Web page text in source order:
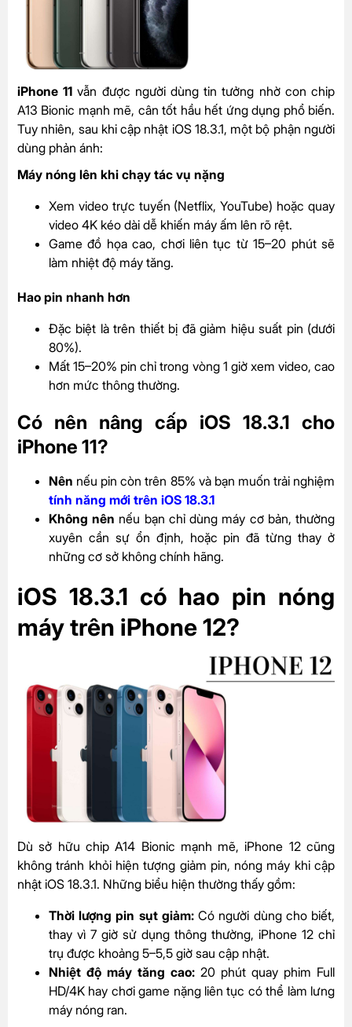
iPhone 11 vẫn được người dùng tin tưởng nhờ con chip
A13 Bionic mạnh mẽ, cân tốt hầu hết ứng dụng phổ biến.
Tuy nhiên, sau khi cập nhật iOS 18.3.1, một bộ phận người
dùng phản ánh:
Máy nóng lên khi chạy tác vụ nặng
Xem video trực tuyến (Netflix, YouTube) hoặc quay
video 4K kéo dài dễ khiến máy ấm lên rõ rệt.
Game đồ họa cao, chơi liên tục từ 15–20 phút sẽ
làm nhiệt độ máy tăng.
Hao pin nhanh hơn
Đặc biệt là trên thiết bị đã giảm hiệu suất pin (dưới
80%).
Mất 15–20% pin chỉ trong vòng 1 giờ xem video, cao
hơn mức thông thường.
Có nên nâng cấp iOS 18.3.1 cho
iPhone 11?
Nên nếu pin còn trên 85% và bạn muốn trải nghiệm
tính năng mới trên iOS 18.3.1
Không nên nếu bạn chỉ dùng máy cơ bản, thường
xuyên cần sự ổn định, hoặc pin đã từng thay ở
những cơ sở không chính hãng.
iOS 18.3.1 có hao pin nóng
máy trên iPhone 12?
Dù sở hữu chip A14 Bionic mạnh mẽ, iPhone 12 cũng
không tránh khỏi hiện tượng giảm pin, nóng máy khi cập
nhật iOS 18.3.1. Những biểu hiện thường thấy gồm:
Thời lượng pin sụt giảm:Có người dùng cho biết,
thay vì 7 giờ sử dụng thông thường, iPhone 12 chỉ
trụ được khoảng 5–5,5 giờ sau cập nhật.
Nhiệt độ máy tăng cao: 20 phút quay phim Full
HD/4K hay chơi game nặng liên tục có thể làm lưng
máy nóng ran.